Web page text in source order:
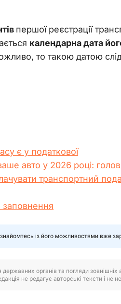
першої реєстрації
календарна дата
то такою датою
є у податкової
авто у 2026 році:
транспортний
заповнення
із його можливостями вже
органів та погляди зовнішніх
не редагує авторські тексти і не